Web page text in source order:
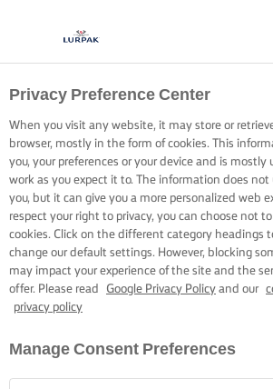
Privacy Preference Center
When you visit any website, it may store or
browser, mostly in the form of cookies. This
you, your preferences or your device and is
work as you expect it to. The information does
you, but it can give you a more personalized web
respect your right to privacy, you can choose not
cookies. Click on the different category headings
change our default settings. However, blocking
may impact your experience of the site and the
offer. Please read
Google Privacy Policy and our
privacy policy
Manage Consent Preferences